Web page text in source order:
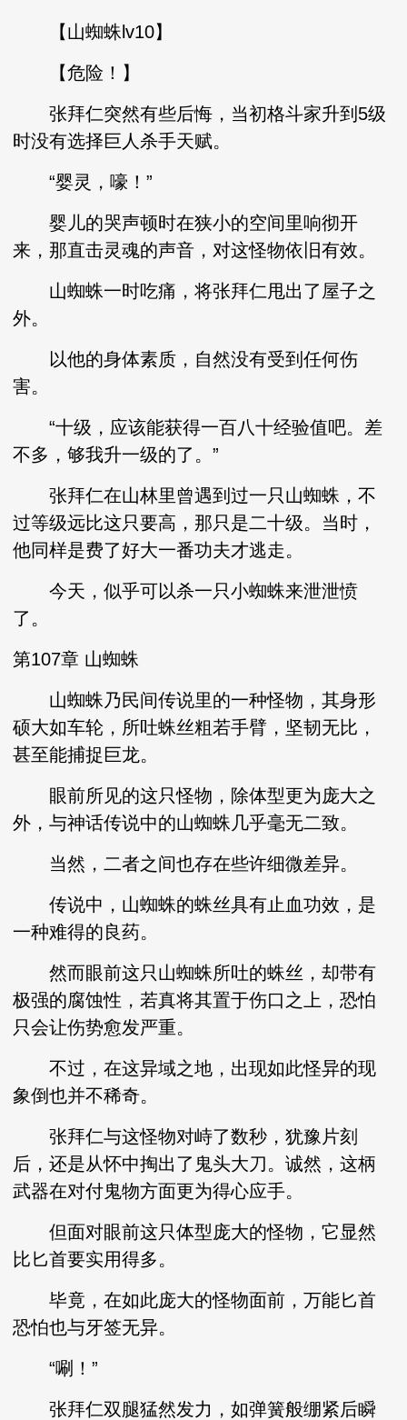
【山蜘蛛lv10】
【危险！】
张拜仁突然有些后悔，当初格斗家升到5级
时没有选择巨人杀手天赋。
“婴灵，嚎！”
婴儿的哭声顿时在狭小的空间里响彻开
来，那直击灵魂的声音，对这怪物依旧有效。
山蜘蛛一时吃痛，将张拜仁甩出了屋子之
外。
以他的身体素质，自然没有受到任何伤
害。
“十级，应该能获得一百八十经验值吧。差
不多，够我升一级的了。”
张拜仁在山林里曾遇到过一只山蜘蛛，不
过等级远比这只要高，那只是二十级。当时，
他同样是费了好大一番功夫才逃走。
今天，似乎可以杀一只小蜘蛛来泄泄愤
了。
第107章 山蜘蛛
山蜘蛛乃民间传说里的一种怪物，其身形
硕大如车轮，所吐蛛丝粗若手臂，坚韧无比，
甚至能捕捉巨龙。
眼前所见的这只怪物，除体型更为庞大之
外，与神话传说中的山蜘蛛几乎毫无二致。
当然，二者之间也存在些许细微差异。
传说中，山蜘蛛的蛛丝具有止血功效，是
一种难得的良药。
然而眼前这只山蜘蛛所吐的蛛丝，却带有
极强的腐蚀性，若真将其置于伤口之上，恐怕
只会让伤势愈发严重。
不过，在这异域之地，出现如此怪异的现
象倒也并不稀奇。
张拜仁与这怪物对峙了数秒，犹豫片刻
后，还是从怀中掏出了鬼头大刀。诚然，这柄
武器在对付鬼物方面更为得心应手。
但面对眼前这只体型庞大的怪物，它显然
比匕首要实用得多。
毕竟，在如此庞大的怪物面前，万能匕首
恐怕也与牙签无异。
“唰！”
张拜仁双腿猛然发力，如弹簧般绷紧后瞬